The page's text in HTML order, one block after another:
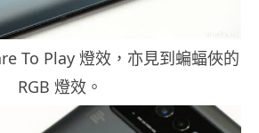
To Play 燈效，亦見到蝙蝠俠的
RGB 燈效。